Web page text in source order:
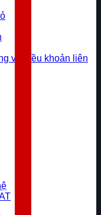
và điều khoản liên